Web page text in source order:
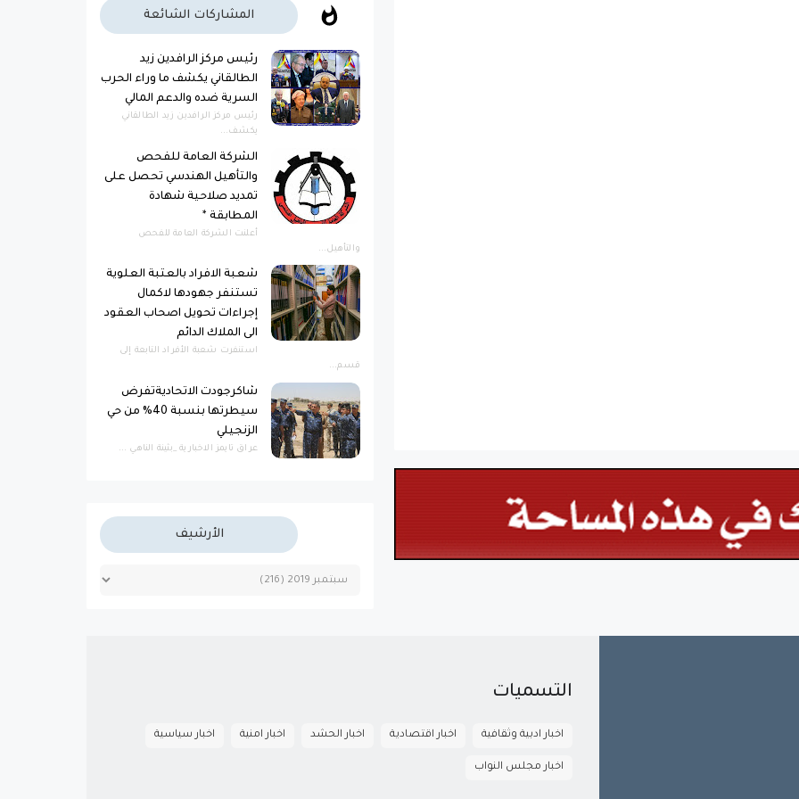
المشاركات الشائعة
رئيس مركز الرافدين زيد
الطالقاني يكشف ما وراء الحرب
السرية ضده والدعم المالي
رئيس مركز الرافدين زيد الطالقاني
يكشف...
الشركة العامة للفحص
والتأهيل الهندسي تحصل على
تمديد صلاحية شهادة
المطابقة *
أعلنت الشركة العامة للفحص
والتأهيل...
شعبة الافراد بالعتبة العلوية
تستنفر جهودها لاكمال
إجراءات تحويل اصحاب العقود
الى الملاك الدائم
استنفرت شعبة الأفراد التابعة إلى
قسم...
شاكرجودت الاتحاديةتفرض
سيطرتها بنسبة 40% من حي
الزنجيلي
عراق تايمز الاخبارية _بثينة الناهي ...
الأرشيف
التسميات
اخبار ادبية وثقافية اخبار اقتصادية اخبار الحشد اخبار امنية اخبار سياسية
اخبار مجلس النواب